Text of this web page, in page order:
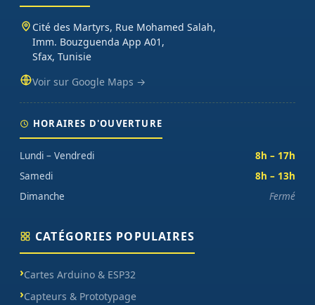
Cité des Martyrs, Rue Mohamed Salah,
Imm. Bouzguenda App A01,
Sfax, Tunisie
Voir sur Google Maps →
HORAIRES D'OUVERTURE
Lundi – Vendredi
8h – 17h
Samedi
8h – 13h
Dimanche
Fermé
CATÉGORIES POPULAIRES
Cartes Arduino & ESP32
Capteurs & Prototypage